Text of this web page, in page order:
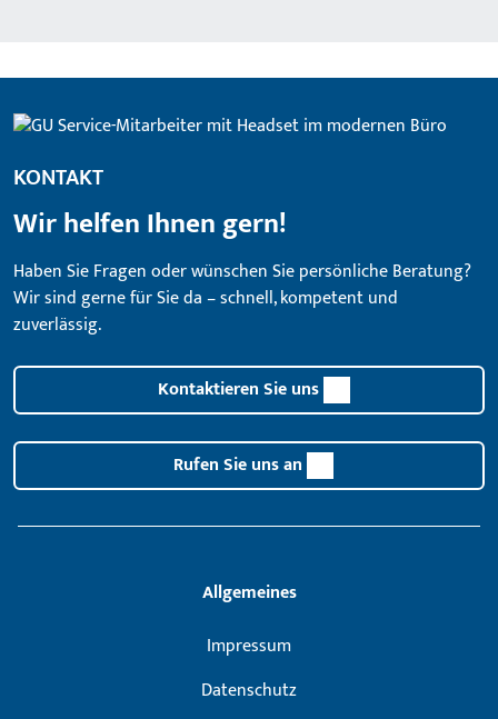
KONTAKT
Wir helfen Ihnen gern!
Haben Sie Fragen oder wünschen Sie persönliche Beratung?
Wir sind gerne für Sie da – schnell, kompetent und
zuverlässig.
Kontaktieren Sie uns
Rufen Sie uns an
Allgemeines
Impressum
Datenschutz